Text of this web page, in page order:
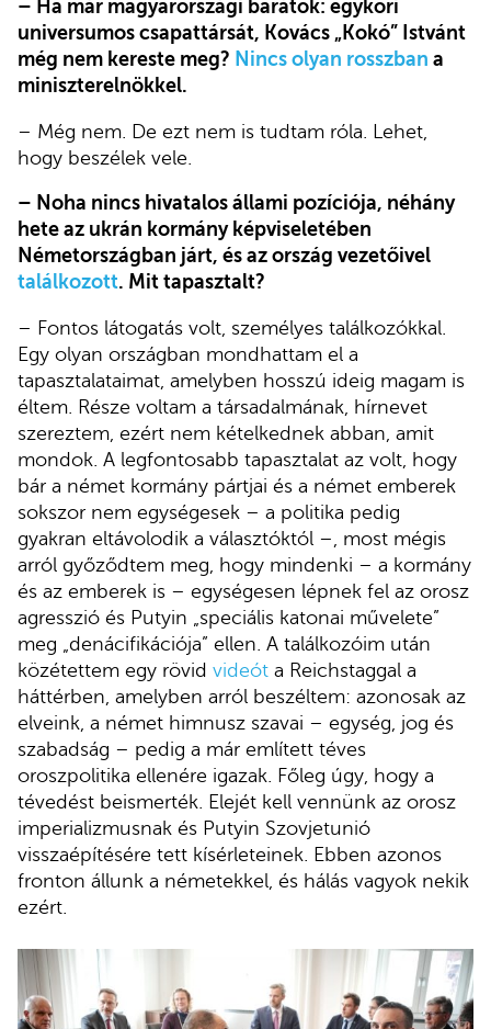
– Ha már magyarországi barátok: egykori
universumos csapattársát, Kovács „Kokó” Istvánt
még nem kereste meg? Nincs olyan rosszban a
miniszterelnökkel.
– Még nem. De ezt nem is tudtam róla. Lehet,
hogy beszélek vele.
– Noha nincs hivatalos állami pozíciója, néhány
hete az ukrán kormány képviseletében
Németországban járt, és az ország vezetőivel
találkozott. Mit tapasztalt?
– Fontos látogatás volt, személyes találkozókkal.
Egy olyan országban mondhattam el a
tapasztalataimat, amelyben hosszú ideig magam is
éltem. Része voltam a társadalmának, hírnevet
szereztem, ezért nem kételkednek abban, amit
mondok. A legfontosabb tapasztalat az volt, hogy
bár a német kormány pártjai és a német emberek
sokszor nem egységesek – a politika pedig
gyakran eltávolodik a választóktól –, most mégis
arról győződtem meg, hogy mindenki – a kormány
és az emberek is – egységesen lépnek fel az orosz
agresszió és Putyin „speciális katonai művelete”
meg „denácifikációja” ellen. A találkozóim után
közétettem egy rövid videót a Reichstaggal a
háttérben, amelyben arról beszéltem: azonosak az
elveink, a német himnusz szavai – egység, jog és
szabadság – pedig a már említett téves
oroszpolitika ellenére igazak. Főleg úgy, hogy a
tévedést beismerték. Elejét kell vennünk az orosz
imperializmusnak és Putyin Szovjetunió
visszaépítésére tett kísérleteinek. Ebben azonos
fronton állunk a németekkel, és hálás vagyok nekik
ezért.